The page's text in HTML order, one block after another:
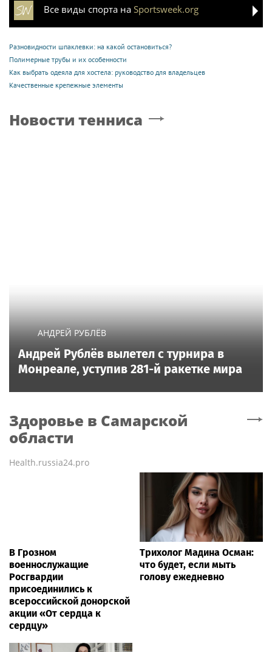
Все виды спорта на Sportsweek.org
Разновидности шпаклевки: на какой остановиться?
Полимерные трубы и их особенности
Как выбрать одеяла для хостела: руководство для владельцев
Качественные крепежные элементы
Новости тенниса
АНДРЕЙ РУБЛЁВ
Андрей Рублёв вылетел с турнира в
Монреале, уступив 281-й ракетке мира
Здоровье в Самарской
области
Health.russia24.pro
В Грозном
военнослужащие
Росгвардии
присоединились к
всероссийской донорской
акции «От сердца к
сердцу»
Трихолог Мадина Осман:
что будет, если мыть
голову ежедневно